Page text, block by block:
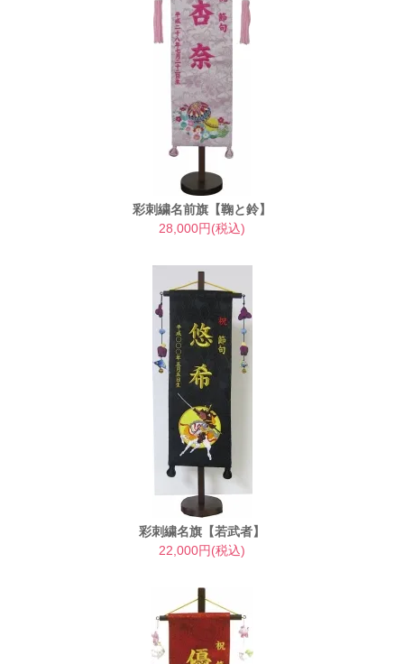
彩刺繍名前旗【鞠と鈴】
28,000円(税込)
彩刺繍名旗【若武者】
22,000円(税込)